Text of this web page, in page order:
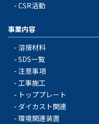
CSR活動
事業内容
溶接材料
SDS一覧
注意事項
工事施工
トッププレート
ダイカスト関連
環境関連装置